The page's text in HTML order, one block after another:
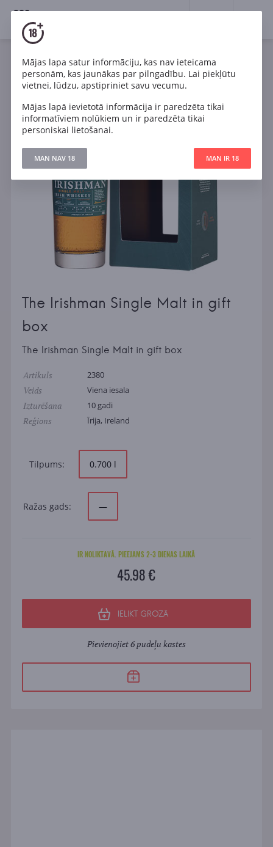
18+
The Irishman Single Malt in gift
box
The Irishman Single Malt in gift box
Artikuls 2380
Veids Viena iesala
Izturēšana 10 gadi
Reģions Īrija, Ireland
Tilpums: 0.700 l
Ražas gads: —
IR NOLIKTAVĀ. PIEEJAMS 2-3 DIENAS LAIKĀ
45.98 €
IELIKT GROZĀ
Pievienojiet 6 pudeļu kastes
Mājas lapa satur informāciju, kas nav ieteicama
personām, kas jaunākas par pilngadību. Lai piekļūtu
vietnei, lūdzu, apstipriniet savu vecumu.
Mājas lapā ievietotā informācija ir paredzēta tikai
informatīviem nolūkiem un ir paredzēta tikai
personiskai lietošanai.
MAN NAV 18 MAN IR 18